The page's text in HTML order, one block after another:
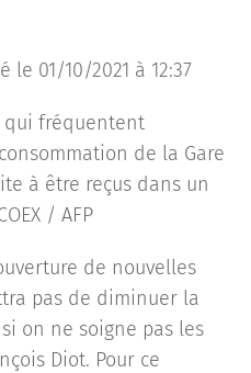
le 01/10/2021 à 12:37
qui fréquentent
de la Gare
à être reçus dans un
/ AFP
de nouvelles
pas de diminuer la
on ne soigne pas les
Diot. Pour ce